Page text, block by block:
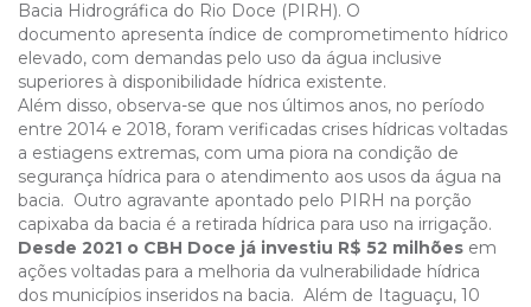
Bacia Hidrográfica do Rio Doce (PIRH). O
documento apresenta índice de comprometimento hídrico
elevado, com demandas pelo uso da água inclusive
superiores à disponibilidade hídrica existente.
Além disso, observa-se que nos últimos anos, no período
entre 2014 e 2018, foram verificadas crises hídricas voltadas
a estiagens extremas, com uma piora na condição de
segurança hídrica para o atendimento aos usos da água na
bacia. Outro agravante apontado pelo PIRH na porção
capixaba da bacia é a retirada hídrica para uso na irrigação.
Desde 2021 o CBH Doce já investiu R$ 52 milhões em
ações voltadas para a melhoria da vulnerabilidade hídrica
dos municípios inseridos na bacia. Além de Itaguaçu, 10